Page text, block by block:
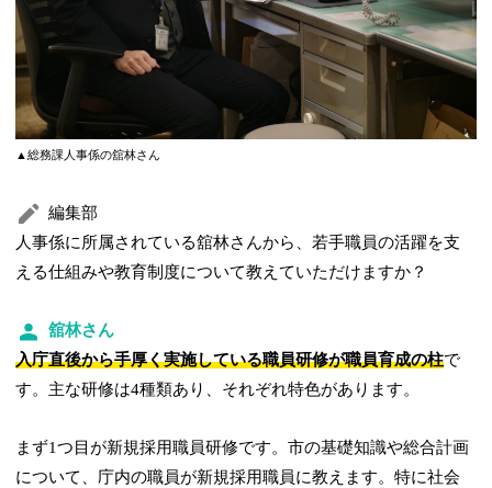
▲総務課人事係の舘林さん
編集部
人事係に所属されている舘林さんから、若手職員の活躍を支
える仕組みや教育制度について教えていただけますか？
舘林さん
入庁直後から手厚く実施している職員研修が職員育成の柱で
す。主な研修は4種類あり、それぞれ特色があります。
まず1つ目が新規採用職員研修です。市の基礎知識や総合計画
について、庁内の職員が新規採用職員に教えます。特に社会